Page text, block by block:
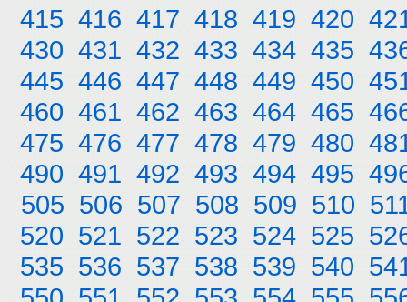
415 416 417 418 419 420
430 431 432 433 434 435
445 446 447 448 449 450
460 461 462 463 464 465
475 476 477 478 479 480
490 491 492 493 494 495
505 506 507 508 509 510
520 521 522 523 524 525
535 536 537 538 539 540